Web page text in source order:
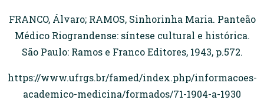
FRANCO, Álvaro; RAMOS, Sinhorinha Maria. Panteão
Médico Riograndense: síntese cultural e histórica.
São Paulo: Ramos e Franco Editores, 1943, p.572.
https://www.ufrgs.br/famed/index.php/informacoes-
academico-medicina/formados/71-1904-a-1930